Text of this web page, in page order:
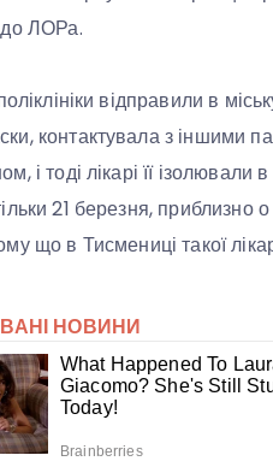
до ЛОРа.
поліклініки відправили в
контактувала з іншими
і тоді лікарі її
21 березня, приблизно
що в Тисмениці такої